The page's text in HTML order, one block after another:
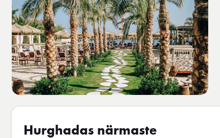
Hurghadas närmaste